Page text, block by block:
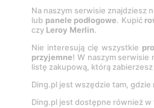
Na naszym serwisie znajdziesz
lub panele podłogowe. Kupić
czy Leroy Merlin.
Nie interesują cię wszystkie
przyjemne! W naszym serwisie
listę zakupową, którą zabierzesz
Ding.pl jest wszędzie tam, gdzie
Ding.pl jest dostępne również w